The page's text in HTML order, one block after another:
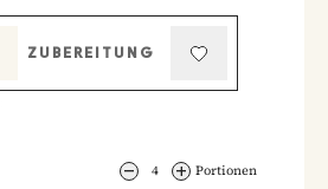
ZUBEREITUNG
4 Portionen